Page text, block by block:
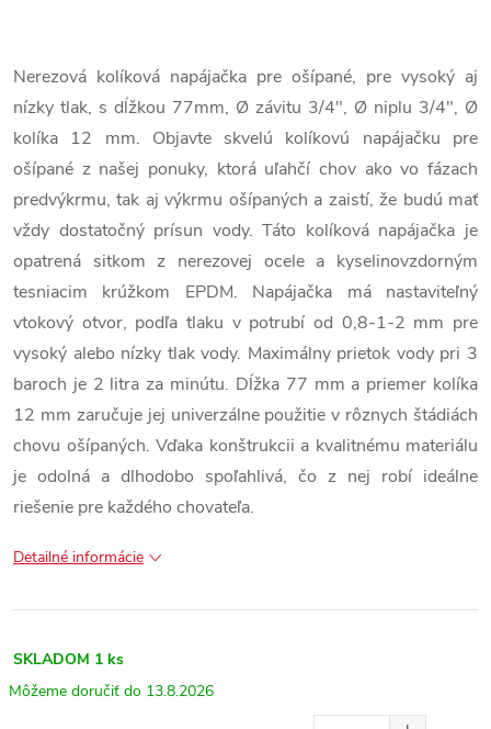
Nerezová kolíková napájačka pre ošípané, pre vysoký aj
nízky tlak, s dĺžkou 77mm, Ø závitu 3/4", Ø niplu 3/4", Ø
kolíka 12 mm. Objavte skvelú kolíkovú napájačku pre
ošípané z našej ponuky, ktorá uľahčí chov ako vo fázach
predvýkrmu, tak aj výkrmu ošípaných a zaistí, že budú mať
vždy dostatočný prísun vody. Táto kolíková napájačka je
opatrená sitkom z nerezovej ocele a kyselinovzdorným
tesniacim krúžkom EPDM. Napájačka má nastaviteľný
vtokový otvor, podľa tlaku v potrubí od 0,8-1-2 mm pre
vysoký alebo nízky tlak vody. Maximálny prietok vody pri 3
baroch je 2 litra za minútu. Dĺžka 77 mm a priemer kolíka
12 mm zaručuje jej univerzálne použitie v rôznych štádiách
chovu ošípaných. Vďaka konštrukcii a kvalitnému materiálu
je odolná a dlhodobo spoľahlivá, čo z nej robí ideálne
riešenie pre každého chovateľa.
Detailné informácie
SKLADOM 1 ks
13.8.2026